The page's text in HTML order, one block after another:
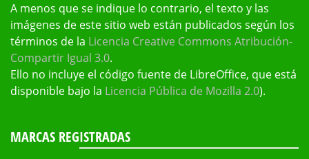
A menos que se indique lo contrario, el texto y las
imágenes de este sitio web están publicados según los
términos de la Licencia Creative Commons Atribución-
Compartir Igual 3.0.
Ello no incluye el código fuente de LibreOffice, que está
disponible bajo la Licencia Pública de Mozilla 2.0).
MARCAS REGISTRADAS